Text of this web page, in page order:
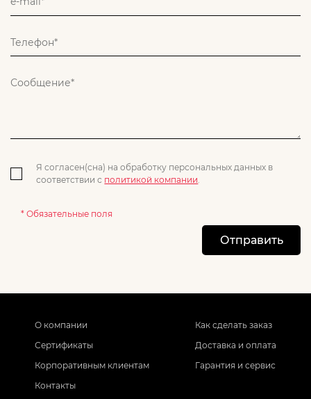
Я согласен(сна) на обработку персональных данных в
соответствии с политикой компании
* Обязательные поля
Отправить
О компании
Сертификаты
Корпоративным клиентам
Контакты
Как сделать заказ
Доставка и оплата
Гарантия и сервис